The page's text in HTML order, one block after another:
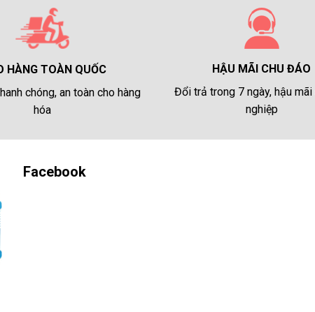
HÀNG TOÀN QUỐC
chóng, an toàn cho hàng
hóa
HẬU MÃI CHU ĐÁO
Đổi trả trong 7 ngày, hậu mãi
nghiệp
Facebook